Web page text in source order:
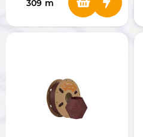
309 m